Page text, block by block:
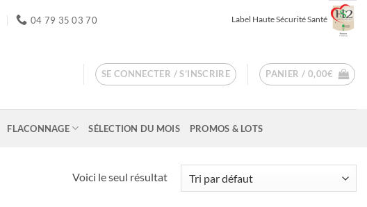
04 79 35 03 70 Label Haute Sécurité Santé
SE CONNECTER / S’INSCRIRE PANIER / 0,00€
FLACONNAGE SÉLECTION DU MOIS PROMOS & LOTS
Voici le seul résultat